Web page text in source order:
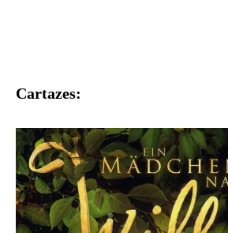
Cartazes: